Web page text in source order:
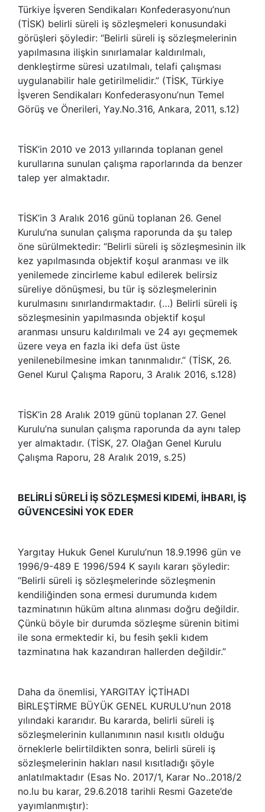
Türkiye İşveren Sendikaları Konfederasyonu’nun
(TİSK) belirli süreli iş sözleşmeleri konusundaki
görüşleri şöyledir: “Belirli süreli iş sözleşmelerinin
yapılmasına ilişkin sınırlamalar kaldırılmalı,
denkleştirme süresi uzatılmalı, telafi çalışması
uygulanabilir hale getirilmelidir.” (TİSK, Türkiye
İşveren Sendikaları Konfederasyonu’nun Temel
Görüş ve Önerileri, Yay.No.316, Ankara, 2011, s.12)
TİSK’in 2010 ve 2013 yıllarında toplanan genel
kurullarına sunulan çalışma raporlarında da benzer
talep yer almaktadır.
TİSK’in 3 Aralık 2016 günü toplanan 26. Genel
Kurulu’na sunulan çalışma raporunda da şu talep
öne sürülmektedir: “Belirli süreli iş sözleşmesinin ilk
kez yapılmasında objektif koşul aranması ve ilk
yenilemede zincirleme kabul edilerek belirsiz
süreliye dönüşmesi, bu tür iş sözleşmelerinin
kurulmasını sınırlandırmaktadır. (…) Belirli süreli iş
sözleşmesinin yapılmasında objektif koşul
aranması unsuru kaldırılmalı ve 24 ayı geçmemek
üzere veya en fazla iki defa üst üste
yenilenebilmesine imkan tanınmalıdır.” (TİSK, 26.
Genel Kurul Çalışma Raporu, 3 Aralık 2016, s.128)
TİSK’in 28 Aralık 2019 günü toplanan 27. Genel
Kurulu’na sunulan çalışma raporunda da aynı talep
yer almaktadır. (TİSK, 27. Olağan Genel Kurulu
Çalışma Raporu, 28 Aralık 2019, s.25)
BELİRLİ SÜRELİ İŞ SÖZLEŞMESİ KIDEMİ, İHBARI, İŞ
GÜVENCESİNİ YOK EDER
Yargıtay Hukuk Genel Kurulu’nun 18.9.1996 gün ve
1996/9-489 E 1996/594 K sayılı kararı şöyledir:
“Belirli süreli iş sözleşmelerinde sözleşmenin
kendiliğinden sona ermesi durumunda kıdem
tazminatının hüküm altına alınması doğru değildir.
Çünkü böyle bir durumda sözleşme sürenin bitimi
ile sona ermektedir ki, bu fesih şekli kıdem
tazminatına hak kazandıran hallerden değildir.”
Daha da önemlisi, YARGITAY İÇTİHADI
BİRLEŞTİRME BÜYÜK GENEL KURULU’nun 2018
yılındaki kararıdır. Bu kararda, belirli süreli iş
sözleşmelerinin kullanımının nasıl kısıtlı olduğu
örneklerle belirtildikten sonra, belirli süreli iş
sözleşmelerinin hakları nasıl kısıtladığı şöyle
anlatılmaktadır (Esas No. 2017/1, Karar No..2018/2
no.lu bu karar, 29.6.2018 tarihli Resmi Gazete’de
yayımlanmıştır):